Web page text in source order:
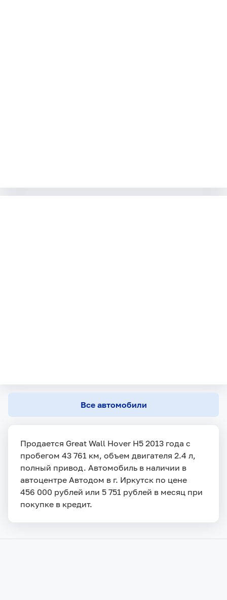
Все автомобили
Продается Great Wall Hover H5 2013 года с
пробегом 43 761 км, объем двигателя 2.4 л,
полный привод. Автомобиль в наличии в
автоцентре Автодом в г. Иркутск по цене
456 000 рублей или 5 751 рублей в месяц при
покупке в кредит.